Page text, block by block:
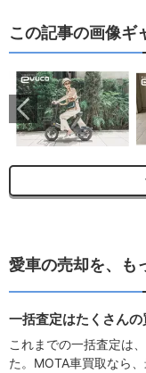
この記事の画像ギ
す
愛車の売却を、も
一括査定はたくさん
これまでの一括査定は
た。MOTA車買取なら